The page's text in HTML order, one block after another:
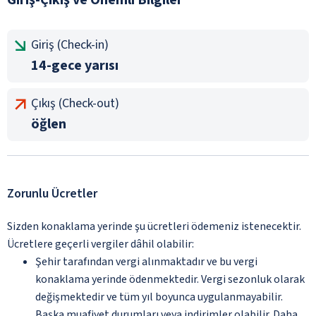
Giriş (Check-in)
14-gece yarısı
Çıkış (Check-out)
öğlen
Zorunlu Ücretler
Sizden konaklama yerinde şu ücretleri ödemeniz istenecektir.
Ücretlere geçerli vergiler dâhil olabilir:
Şehir tarafından vergi alınmaktadır ve bu vergi
konaklama yerinde ödenmektedir. Vergi sezonluk olarak
değişmektedir ve tüm yıl boyunca uygulanmayabilir.